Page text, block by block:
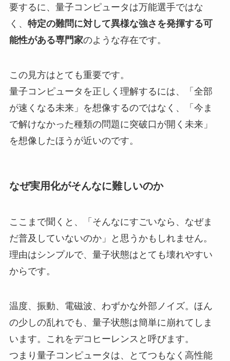
要するに、量子コンピュータは万能選手ではな
く、 特定の難問に対して異様な強さを発揮する可
能性がある専門家のような存在です。
この見方はとても重要です。
量子コンピュータを正しく理解するには、「全部
が速くなる未来」を想像するのではなく、「今ま
で解けなかった種類の問題に突破口が開く未来」
を想像したほうが近いのです。
なぜ実用化がそんなに難しいのか
ここまで聞くと、「そんなにすごいなら、なぜま
だ普及していないのか」と思うかもしれません。
理由はシンプルで、量子状態はとても壊れやすい
からです。
温度、振動、電磁波、わずかな外部ノイズ。ほん
の少しの乱れでも、量子状態は簡単に崩れてしま
います。これをデコヒーレンスと呼びます。
つまり量子コンピュータは、とてつもなく高性能